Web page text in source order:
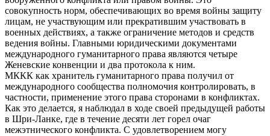
совокупность норм, обеспечивающих во время войны защиту
лицам, не участвующим или прекратившим участвовать в
военных действиях, а также ограничение методов и средств
ведения войны. Главными юридическими документами
международного гуманитарного права являются четыре
Женевские конвенции и два протокола к ним.
МККК как хранитель гуманитарного права получил от
международного сообщества полномочия контролировать, в
частности, применение этого права сторонами в конфликтах.
Как это делается, я наблюдал в ходе своей предыдущей работы
в Шри-Ланке, где в течение десяти лет горел очаг
межэтнического конфликта. С удовлетворением могу